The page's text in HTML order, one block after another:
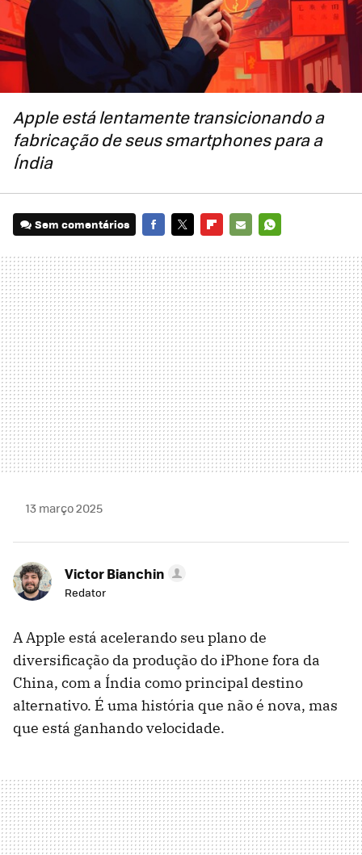
Apple está lentamente transicionando a
fabricação de seus smartphones para a
Índia
Sem comentários
MAIL
13 março 2025
Victor Bianchin
Redator
A Apple está acelerando seu plano de
diversificação da produção do iPhone fora da
China, com a Índia como principal destino
alternativo. É uma história que não é nova, mas
que está ganhando velocidade.